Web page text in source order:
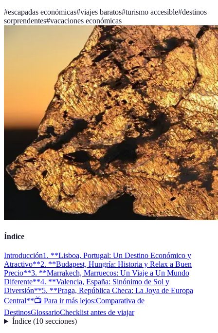
#escapadas económicas#viajes baratos#turismo accesible#destinos
sorprendentes#vacaciones económicas
Índice
Introducción1. **Lisboa, Portugal: Un Destino Económico y
Atractivo**2. **Budapest, Hungría: Historia y Relax a Buen
Precio**3. **Marrakech, Marruecos: Un Viaje a Un Mundo
Diferente**4. **Valencia, España: Sinónimo de Sol y
Diversión**5. **Praga, República Checa: La Joya de Europa
Central**📺 Para ir más lejos:Comparativa de
DestinosGlossarioChecklist antes de viajar
Índice(10 secciones)